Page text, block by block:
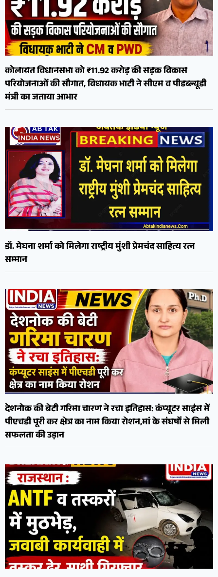
कोलायत विधानसभा को ₹11.92 करोड़ की सड़क विकास
परियोजनाओं की सौगात, विधायक भाटी ने सीएम व पीडब्ल्यूडी
मंत्री का जताया आभार
डॉ. मेघना शर्मा को मिलेगा राष्ट्रीय मुंशी प्रेमचंद साहित्य रत्न
सम्मान
देशनोक की बेटी गरिमा चारण ने रचा इतिहास: कंप्यूटर साइंस में
पीएचडी पूरी कर क्षेत्र का नाम किया रोशन,मां के संघर्षों से मिली
सफलता की उड़ान